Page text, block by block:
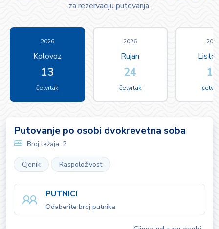
za rezervaciju putovanja.
2026
Kolovoz
13
četvrtak
2026
Rujan
24
četvrtak
15
Putovanje po osobi dvokrevetna soba
Broj ležaja: 2
Cjenik Raspoloživost
PUTNICI
Odaberite broj putnika